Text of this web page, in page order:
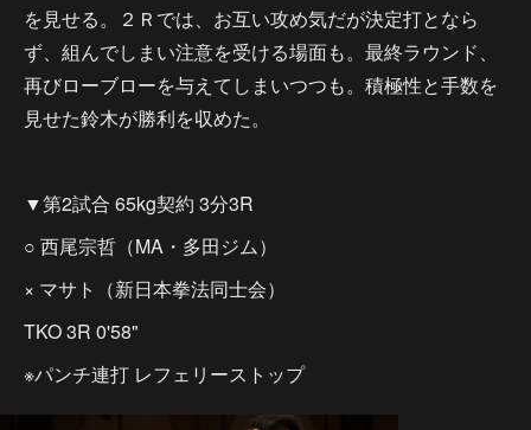
を見せる。２Ｒでは、お互い攻め気だが決定打となら
ず、組んでしまい注意を受ける場面も。最終ラウンド、
再びローブローを与えてしまいつつも。積極性と手数を
見せた鈴木が勝利を収めた。
▼第2試合 65kg契約 3分3R
○ 西尾宗哲（MA・多田ジム）
× マサト（新日本拳法同士会）
TKO 3R 0'58"
※パンチ連打 レフェリーストップ